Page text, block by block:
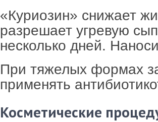
«Куриозин» снижает
разрешает угревую
несколько дней.
При тяжелых формах
применять
Косметические